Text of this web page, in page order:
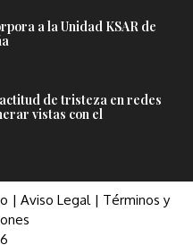
a la Unidad KSAR de
de tristeza en redes
vistas con el
| Aviso Legal| Términos y